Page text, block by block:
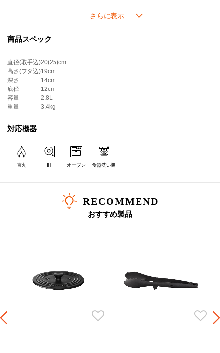
Everyone
みんなに
お料理初心者の方にも安心してお使いいただける工夫がつまっていま
す。
Every menu
いろんな料理を
日本人の食生活に欠かせない炊飯や煮物に最もふさわしいかたちを徹底
果により、最も効率的に対流が起きる設計になっています。この対流効果に
よって、素材ひとつひとつに熱が均ーにいきわたり、料理を一層美味しく仕
上げてくれます。
商品スペック
直径(取手込)20(25)cm
高さ(フタ込)19cm
深さ
14cm
底径
12cm
容量
2.8L
重量
3.4kg
対応機器
直火 IH オーブン 食器洗い機
RECOMMEND
おすすめ製品